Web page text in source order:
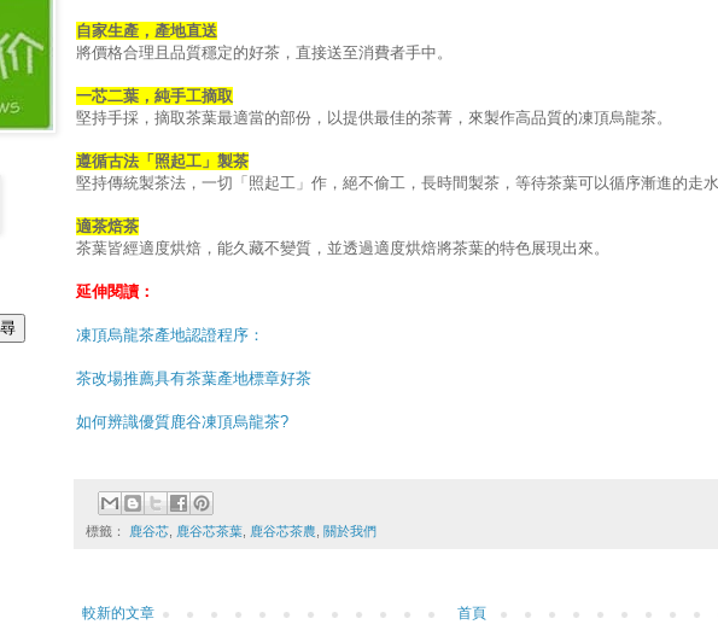
自家生產，產地直送
將價格合理且品質穩定的好茶，直接送至消費者手中。
一芯二葉，純手工摘取
堅持手採，摘取茶葉最適當的部份，以提供最佳的茶菁，來製作高品質的凍頂烏龍茶。
遵循古法「照起工」製茶
堅持傳統製茶法，一切「照起工」作，絕不偷工，長時間製茶，等待茶葉可以循序漸進的走
適茶焙茶
茶葉皆經適度烘焙，能久藏不變質，並透過適度烘焙將茶葉的特色展現出來。
延伸閱讀：
凍頂烏龍茶產地認證程序：
茶改場推薦具有茶葉產地標章好茶
如何辨識優質鹿谷凍頂烏龍茶?
標籤： 鹿谷芯 鹿谷芯茶葉 鹿谷芯茶農 關於我們
較新的文章 首頁